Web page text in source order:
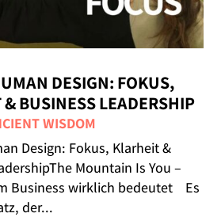
DESIGN: FOKUS,
BUSINESS LEADERSHIP
WISDOM
Design: Fokus, Klarheit &
Mountain Is You –
Business wirklich bedeutet Es
der...